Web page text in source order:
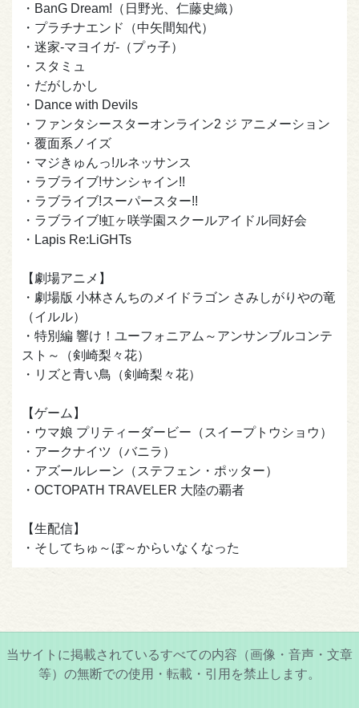
・BanG Dream!（日野光、仁藤史織）
・プラチナエンド（中矢間知代）
・迷家-マヨイガ-（プゥ子）
・スタミュ
・だがしかし
・Dance with Devils
・ファンタシースターオンライン2 ジ アニメーション
・覆面系ノイズ
・マジきゅんっ!ルネッサンス
・ラブライブ!サンシャイン!!
・ラブライブ!スーパースター!!
・ラブライブ!虹ヶ咲学園スクールアイドル同好会
・Lapis Re:LiGHTs
【劇場アニメ】
・劇場版 小林さんちのメイドラゴン さみしがりやの竜
（イルル）
・特別編 響け！ユーフォニアム～アンサンブルコンテ
スト～（剣崎梨々花）
・リズと青い鳥（剣崎梨々花）
【ゲーム】
・ウマ娘 プリティーダービー（スイープトウショウ）
・アークナイツ（バニラ）
・アズールレーン（ステフェン・ポッター）
・OCTOPATH TRAVELER 大陸の覇者
【生配信】
・そしてちゅ～ぼ～からいなくなった
当サイトに掲載されているすべての内容（画像・音声・文章
等）の無断での使用・転載・引用を禁止します。